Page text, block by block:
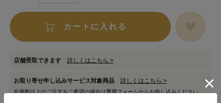
カートに入れる
店舗受取できます 詳しくはこちら >
お取り寄せ申し込みサービス対象商品 詳しくはこちら >
在庫数以上のご注文をご希望の場合は専用フォームからお申し込みください。